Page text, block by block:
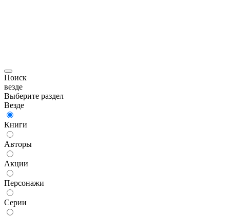
Поиск
везде
Выберите раздел
Везде
Книги
Авторы
Акции
Персонажи
Серии